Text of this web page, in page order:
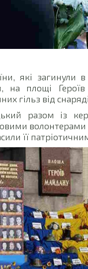
які загинули
на площі
гільз від
разом із
її